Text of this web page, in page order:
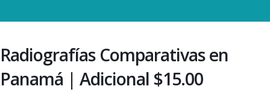
Radiografías Comparativas en
Panamá | Adicional $15.00